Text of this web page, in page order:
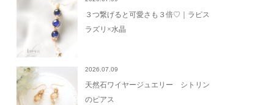
３つ繋げると可愛さも３倍♡｜ラピス
ラズリ×水晶
2026.07.09
天然石ワイヤージュエリー シトリン
のピアス